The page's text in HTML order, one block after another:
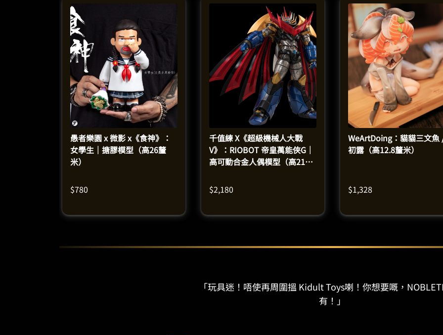
愚者樂園 x 微影 x《食神》：
女學生｜搪膠模型（高26釐
米）
$780
千值練 X《超級機械人大戰
V》：RIOBOT 帝皇萬能俠G｜
高可動合金人偶模型（高21釐
$2,180
WeArtDoing：貓貓三文魚
初露（高12.8釐米）
$1,328
「玩具迷！唔使再周圍搵 Kidult Toys喇！你想要嘅，
有！」